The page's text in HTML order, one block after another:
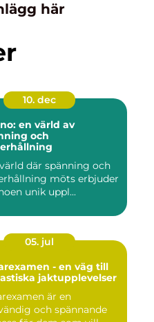
här
10. dec
en värld av
och
där spänning och
möts erbjuder
unik uppl...
05. jul
- en väg till
jaktupplevelser
är en
och spännande